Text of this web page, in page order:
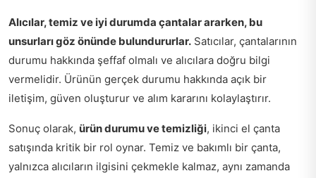
Alıcılar, temiz ve iyi durumda çantalar ararken, bu
unsurları göz önünde bulundururlar. Satıcılar, çantalarının
durumu hakkında şeffaf olmalı ve alıcılara doğru bilgi
vermelidir. Ürünün gerçek durumu hakkında açık bir
iletişim, güven oluşturur ve alım kararını kolaylaştırır.
Sonuç olarak, ürün durumu ve temizliği, ikinci el çanta
satışında kritik bir rol oynar. Temiz ve bakımlı bir çanta,
yalnızca alıcıların ilgisini çekmekle kalmaz, aynı zamanda